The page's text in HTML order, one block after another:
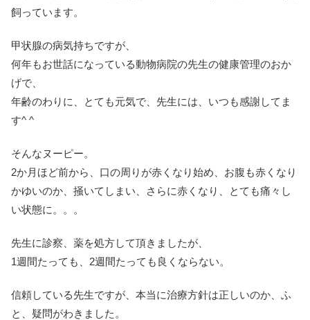
飼っています。
甲状腺の病気持ちですが、
何年もお世話になっている動物病院の先生の健康管理のおか
げで、
年齢のわりに、とても元気で、先生には、いつも感謝してま
す^ ^
そんなヌーピー。
2か月ほど前から、口の周りが赤くなり始め、お腹も赤くなり
かゆいのか、掻いてしまい、さらに赤くなり、とても痛々し
い状態に。。。
先生に診察、薬を処方して頂きましたが、
1週間たっても、2週間たっても良くならない。
信頼している先生ですが、本当に治療方針は正しいのか、ふ
と、疑問がわきました。